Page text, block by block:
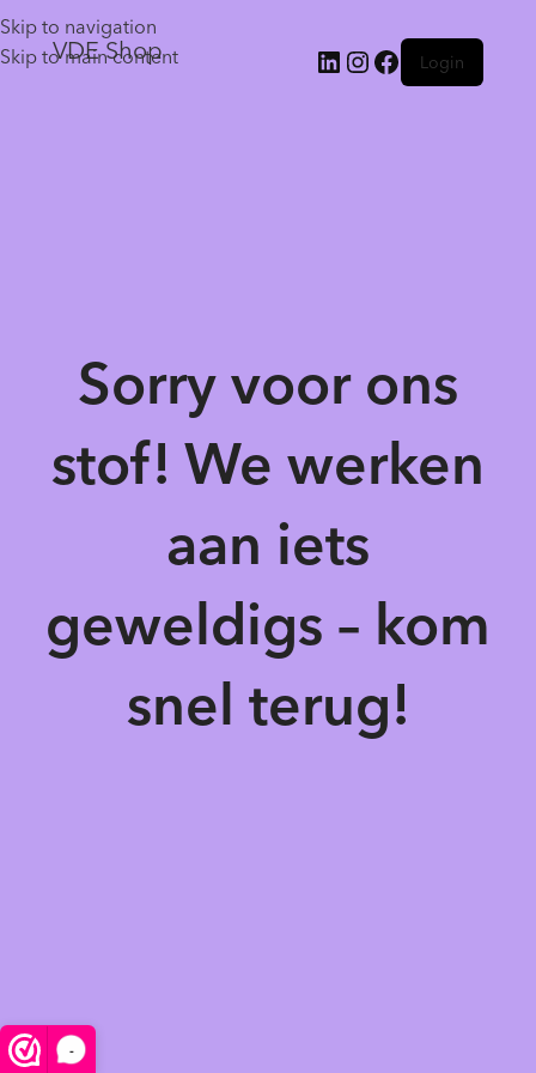
-
Skip to navigation
Skip to main content
VDE Shop Login
Sorry voor ons
stof! We werken
aan iets
geweldigs – kom
snel terug!